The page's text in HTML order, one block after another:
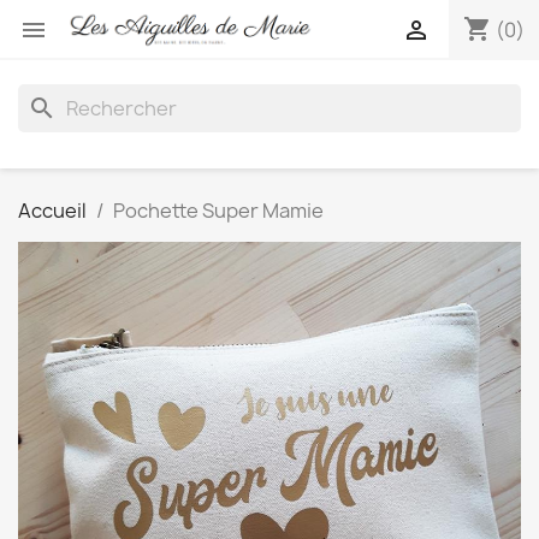
 shopping_cart (0)

search
Accueil Pochette Super Mamie